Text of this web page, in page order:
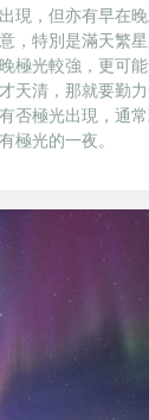
現，但亦有早在
，特別是滿天繁
極光較強，更可
天清，那就要勤
否極光出現，通
極光的一夜。